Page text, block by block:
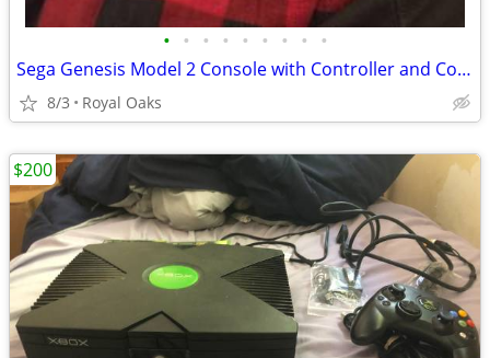
• • • • • • • • •
Sega Genesis Model 2 Console with Controller and Cords
8/3 Royal Oaks
$200